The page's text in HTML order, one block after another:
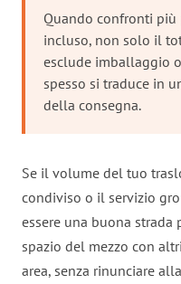
Quando confronti più
incluso, non solo il
esclude imballaggio
spesso si traduce in
della consegna.
Se il volume del tuo
condiviso o il servizio
essere una buona strada
spazio del mezzo con
area, senza rinunciare